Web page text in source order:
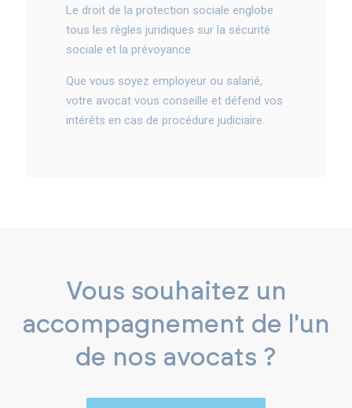
Le droit de la protection sociale englobe
tous les règles juridiques sur la sécurité
sociale et la prévoyance.
Que vous soyez employeur ou salarié,
votre avocat vous conseille et défend vos
intérêts en cas de procédure judiciaire.
Vous souhaitez un
accompagnement de l'un
de nos avocats ?